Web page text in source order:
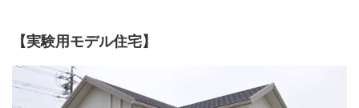
【実験用モデル住宅】